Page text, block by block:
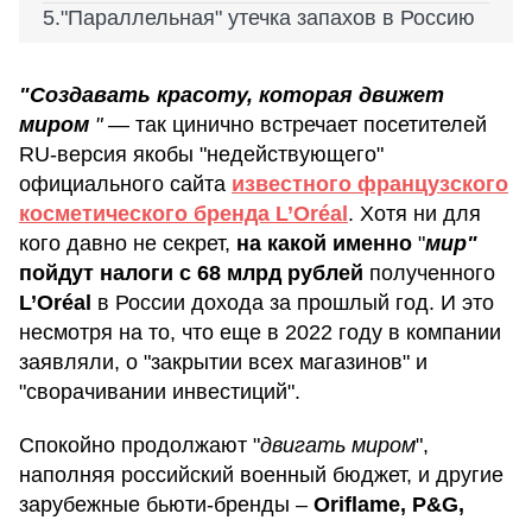
"Параллельная" утечка запахов в Россию
"Создавать красоту, которая движет
миром "— так цинично встречает посетителей
RU-версия якобы "недействующего"
официального сайта известного французского
косметического бренда L’Oréal . Хотя ни для
кого давно не секрет, на какой именно "мир"
пойдут налоги с 68 млрд рублей полученного
L’Oréal в России дохода за прошлый год. И это
несмотря на то, что еще в 2022 году в компании
заявляли, о "закрытии всех магазинов" и
"сворачивании инвестиций".
Спокойно продолжают "двигать миром",
наполняя российский военный бюджет, и другие
зарубежные бьюти-бренды – Oriflame, P&G,